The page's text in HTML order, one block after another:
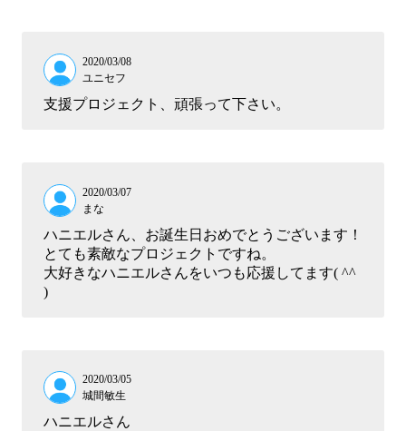
2020/03/08
ユニセフ
支援プロジェクト、頑張って下さい。
2020/03/07
まな
ハニエルさん、お誕生日おめでとうございます！
とても素敵なプロジェクトですね。
大好きなハニエルさんをいつも応援してます( ^^
)
2020/03/05
城間敏生
ハニエルさん